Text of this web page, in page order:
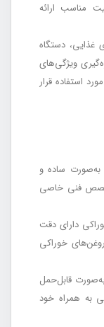
مناسب ارائه
غذایی، دستگاه
ویژگی‌های
استفاده قرار
به‌صورت ساده و
فنی خاصی
دارای دقت
خوراکی
قابل‌حمل
به همراه خود